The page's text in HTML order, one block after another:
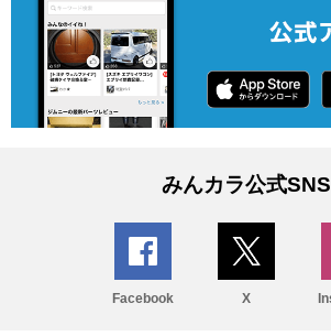
みんカラ公式SNS
Facebook X